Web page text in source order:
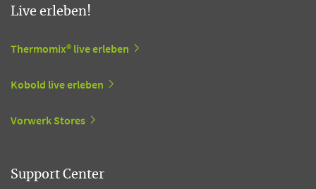
Live erleben!
Thermomix® live erleben
Kobold live erleben
Vorwerk Stores
Support Center